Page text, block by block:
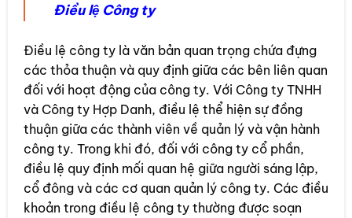
Điều lệ Công ty
Điều lệ công ty là văn bản quan trọng chứa đựng
các thỏa thuận và quy định giữa các bên liên quan
đối với hoạt động của công ty. Với Công ty TNHH
và Công ty Hợp Danh, điều lệ thể hiện sự đồng
thuận giữa các thành viên về quản lý và vận hành
công ty. Trong khi đó, đối với công ty cổ phần,
điều lệ quy định mối quan hệ giữa người sáng lập,
cổ đông và các cơ quan quản lý công ty. Các điều
khoản trong điều lệ công ty thường được soạn